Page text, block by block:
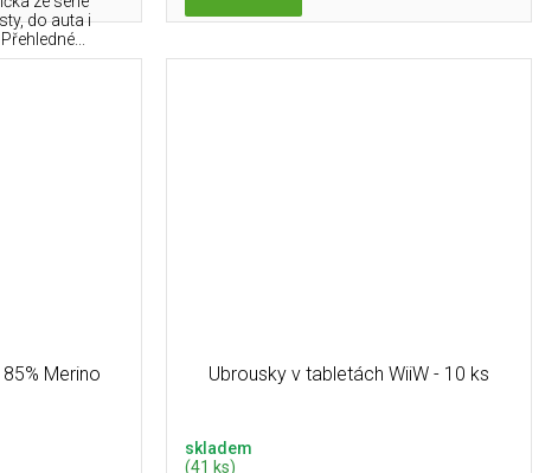
do auta i
Merino Ubrousky v tabletách WiiW - 10 ks
skladem
(41 ks)